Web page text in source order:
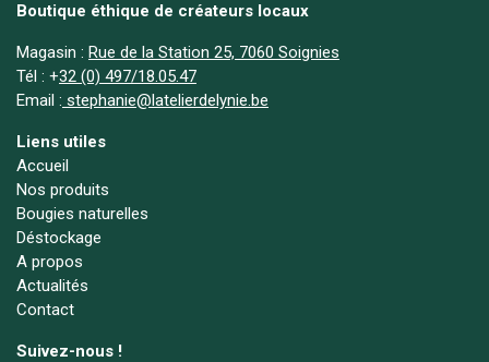
Boutique éthique de créateurs locaux
Magasin : Rue de la Station 25, 7060 Soignies
Tél : +32 (0) 497/18.05.47
Email : stephanie@latelierdelynie.be
Liens utiles
Accueil
Nos produits
Bougies naturelles
Déstockage
A propos
Actualités
Contact
Suivez-nous !